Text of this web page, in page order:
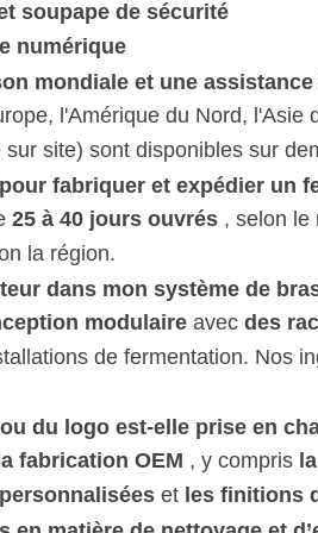
soupape de sécurité
numérique
mondiale et une
l'Amérique du Nord, l'Asie
site) sont disponibles sur
fabriquer et expédier un
25 à 40 jours ouvrés , selon le
la région.
dans mon système de
modulaire avecdes
de fermentation. Nos
du logo est-elle prise en
fabrication OEM , y compris
et les finitions